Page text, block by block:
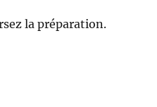
la préparation.